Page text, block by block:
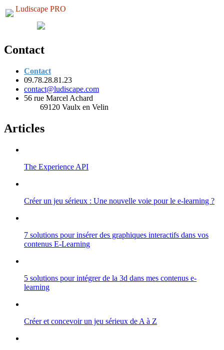
Ludiscape PRO
Contact
Contact
09.78.28.81.23
contact@ludiscape.com
56 rue Marcel Achard
69120 Vaulx en Velin
Articles
The Experience API
Créer un jeu sérieux : Une nouvelle voie pour le e-learning ?
7 solutions pour insérer des graphiques interactifs dans vos
contenus E-Learning
5 solutions pour intégrer de la 3d dans mes contenus e-
learning
Créer et concevoir un jeu sérieux de A à Z